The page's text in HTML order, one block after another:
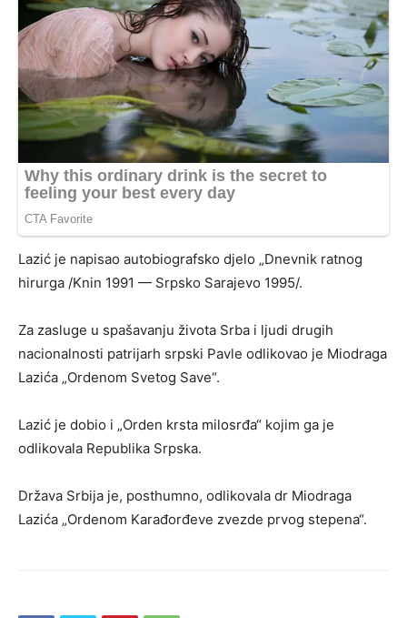
Lazić je napisao autobiografsko djelo „Dnevnik ratnog
hirurga /Knin 1991 — Srpsko Sarajevo 1995/.
Za zasluge u spašavanju života Srba i ljudi drugih
nacionalnosti patrijarh srpski Pavle odlikovao je Miodraga
Lazića „Ordenom Svetog Save“.
Lazić je dobio i „Orden krsta milosrđa“ kojim ga je
odlikovala Republika Srpska.
Država Srbija je, posthumno, odlikovala dr Miodraga
Lazića „Ordenom Karađorđeve zvezde prvog stepena“.